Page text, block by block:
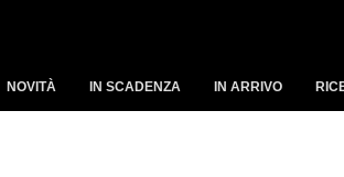
NOVITÀ IN SCADENZA IN ARRIVO